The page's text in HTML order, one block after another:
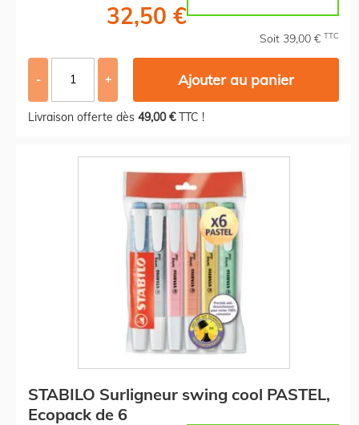
32,50 €
Soit 39,00 € TTC
- + Ajouter au panier
Livraison offerte dès 49,00 €TTC !
STABILO Surligneur swing cool PASTEL,
Ecopack de 6